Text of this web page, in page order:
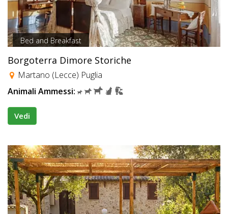
Bed and Breakfast
Borgoterra Dimore Storiche
Martano (Lecce) Puglia
Animali Ammessi:
Vedi